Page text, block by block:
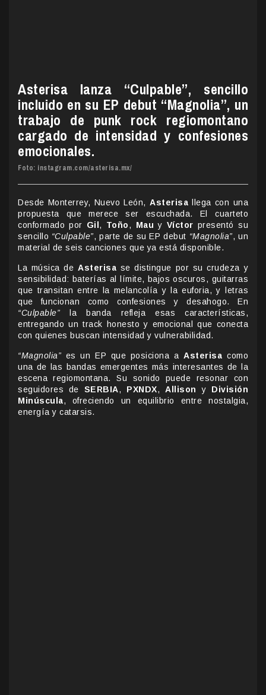
Asterisa lanza “Culpable”, sencillo
incluido en su EP debut “Magnolia”, un
trabajo de punk rock regiomontano
cargado de intensidad y confesiones
emocionales.
Foto: instagram.com/asterisa.mx/
Desde Monterrey, Nuevo León,Asterisa llega con una
propuesta que merece ser escuchada. El cuarteto
conformado por Gil , Toño, Mau y Víctor presentó su
sencillo “Culpable”, parte de su EP debut “Magnolia”, un
material de seis canciones que ya está disponible.
La música de Asterisa se distingue por su crudeza y
sensibilidad: baterías al límite, bajos oscuros, guitarras
que transitan entre la melancolía y la euforia, y letras
que funcionan como confesiones y desahogo. En
“Culpable” la banda refleja esas características,
entregando un track honesto y emocional que conecta
con quienes buscan intensidad y vulnerabilidad.
“Magnolia” es un EP que posiciona aAsterisa como
una de las bandas emergentes más interesantes de la
escena regiomontana. Su sonido puede resonar con
seguidores de SERBIA, PXNDX,Allison y División
Minúscula, ofreciendo un equilibrio entre nostalgia,
energía y catarsis.